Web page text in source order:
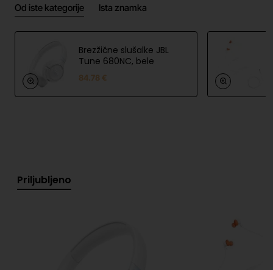
macij
e o
proizv
Incorporated, EMEA Liaison,
odgo
vorna
oseb
Harman International Industries,
Incorporated, EMEA Liaison,
Od iste kategorije Ista znamka
Brezžične slušalke JBL
Tune 680NC, bele
84.78 €
Priljubljeno